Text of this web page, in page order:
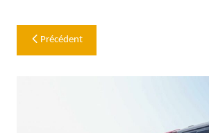
Navigation
de
Précédent